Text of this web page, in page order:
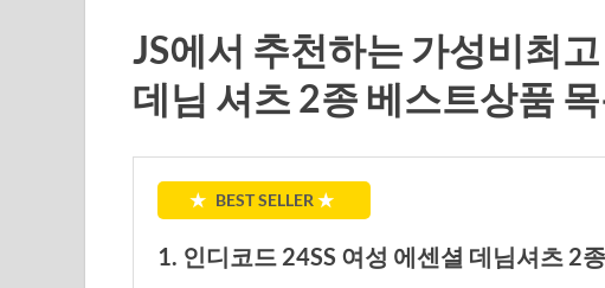
JS에서 추천하는 가성비최
데님 셔츠 2종 베스트상품
★ BEST SELLER ★
1. 인디코드 24SS 여성 에센셜 데님셔츠 2종